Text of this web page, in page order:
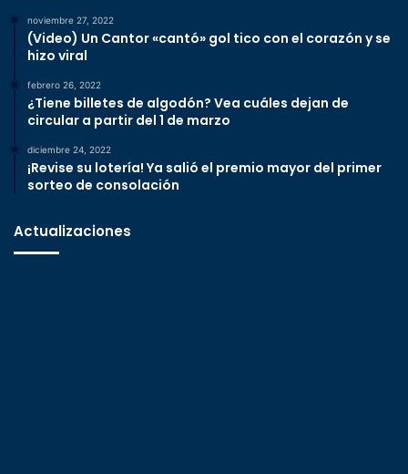
noviembre 27, 2022
(Video) Un Cantor «cantó» gol tico con el corazón y se
hizo viral
febrero 26, 2022
¿Tiene billetes de algodón? Vea cuáles dejan de
circular a partir del 1 de marzo
diciembre 24, 2022
¡Revise su lotería! Ya salió el premio mayor del primer
sorteo de consolación
Actualizaciones